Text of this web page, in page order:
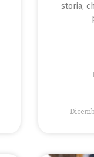
storia,